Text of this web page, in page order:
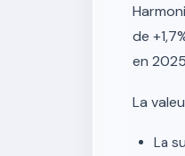
de
en
La
La